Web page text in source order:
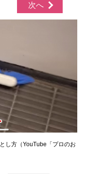
次へ
し方（YouTube「プロのお